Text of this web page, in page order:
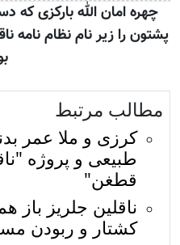
چهره امان الله بارکزی که
پشتون را زیر نام نظام نامه
مطالب مرتبط
کرزی و ملا عمر
طبیعی و پروژه
قطغن"
ناقلین جلریز باز
کشتار و ربودن